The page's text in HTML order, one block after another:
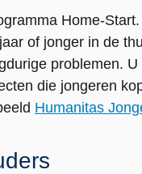
Home-
of jonger in de
problemen.
die jongeren
Humanitas